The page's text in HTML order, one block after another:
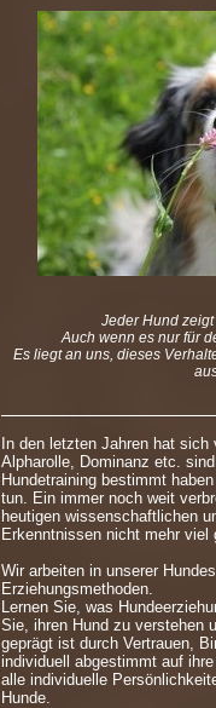
Jeder Hund
Auch wenn es nur für
Es liegt an uns, dieses
In den letzten Jahren hat
Alpharolle, Dominanz etc.
Hundetraining bestimmt
tun. Ein immer noch weit
heutigen wissenschaftlichen
Erkenntnissen nicht mehr
Wir arbeiten in unserer
Erziehungsmethoden.
Lernen Sie, was
Sie, ihren Hund zu verstehen
geprägt ist durch Vertrauen,
individuell abgestimmt auf
alle individuelle
Hunde.